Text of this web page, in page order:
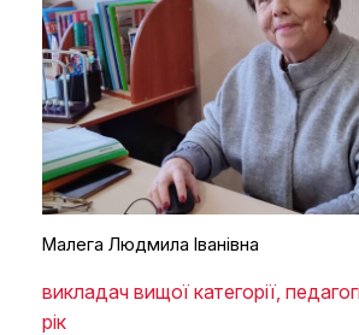
Малега Людмила Іванівна
викладач вищої категорії,
рік